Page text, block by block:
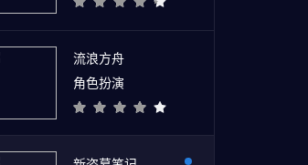
流浪方舟
角色扮演